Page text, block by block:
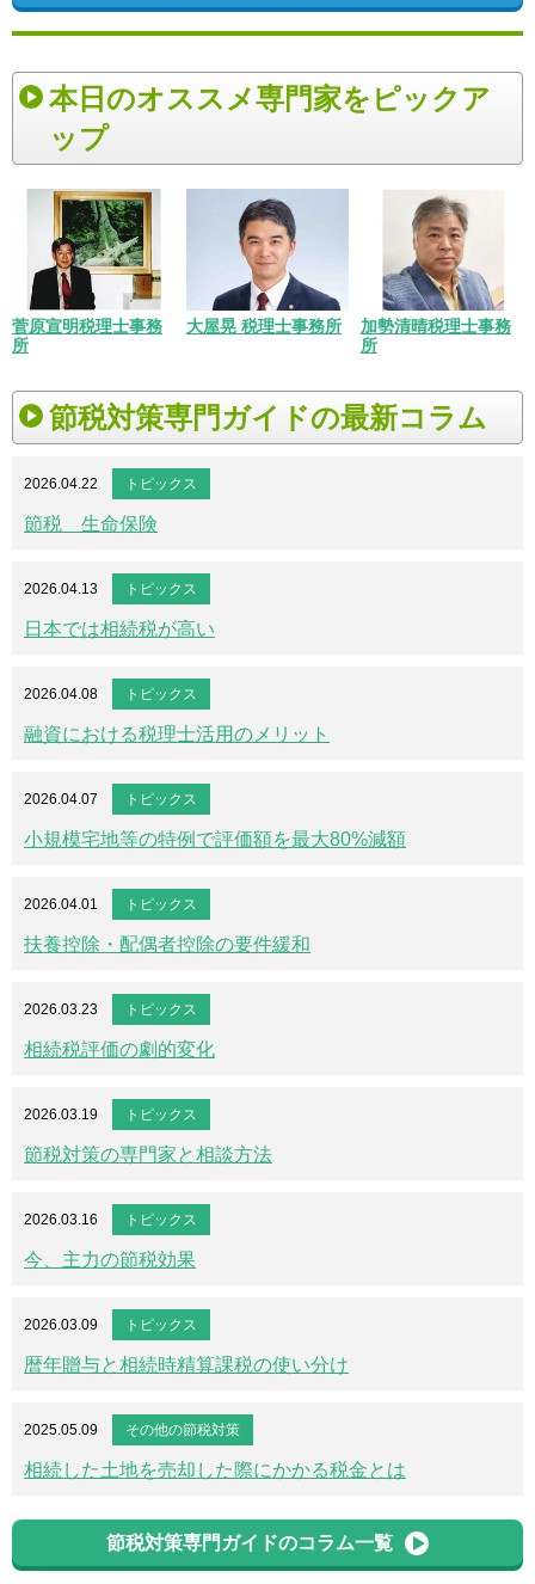
本日のオススメ専門家をピックア
ップ
菅原宣明税理士事務
所
大屋晃 税理士事務所
加勢清晴税理士事務
所
節税対策専門ガイドの最新コラム
2026.04.22 トピックス
節税 生命保険
2026.04.13 トピックス
日本では相続税が高い
2026.04.08 トピックス
融資における税理士活用のメリット
2026.04.07 トピックス
小規模宅地等の特例で評価額を最大80%減額
2026.04.01 トピックス
扶養控除・配偶者控除の要件緩和
2026.03.23 トピックス
相続税評価の劇的変化
2026.03.19 トピックス
節税対策の専門家と相談方法
2026.03.16 トピックス
今、主力の節税効果
2026.03.09 トピックス
暦年贈与と相続時精算課税の使い分け
2025.05.09 その他の節税対策
相続した土地を売却した際にかかる税金とは
節税対策専門ガイドのコラム一覧